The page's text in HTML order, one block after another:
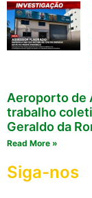
Aeroporto de
trabalho
Geraldo da
Read More »
Siga-nos